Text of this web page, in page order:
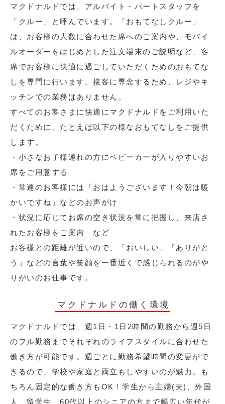
マクドナルドでは、アルバイト・パートスタッフを
「クルー」と呼んでいます。「おもてなしクルー」
は、お客様の人数に合わせた席へのご案内や、モバイ
ルオーダーをはじめとした注文端末のご説明など、客
席でお客様に快適に過ごしていただくためのおもてな
しを専門に行います。接客に専念するため、レジやキ
ッチンでの業務はありません。
すべてのお客さまに快適にマクドナルドをご利用いた
だくために、たとえば以下の様なおもてなしをご提供
します。
・小さなお子様連れの方にベビーカーが入りやすいお
席をご用意する
・常連のお客様には「おはようございます！今朝は暖
かいですね」などのお声がけ
・状況に応じてお席の空き状況を常に把握し、来店さ
れたお客様をご案内 など
お客様との距離が近いので、「おいしい」「ありがと
う」などの言葉や笑顔を一番近くで感じられるのがや
りがいのお仕事です。
マクドナルドの働く環境
マクドナルドでは、週1日・1日2時間の勤務から週5日
のフル勤務までそれぞれのライフスタイルに合わせた
働き方が可能です。週ごとに勤務希望時間の変更がで
きるので、学校や家庭と両立もしやすいのが魅力。も
ちろん固定的な働き方もOK！学生から主婦(夫)、外国
人、留学生、60代以上のシニアの方まで幅広い年代が